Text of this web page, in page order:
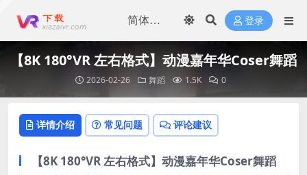
登录
【8K 180°VR 左右格式】动漫嘉年华Coser舞蹈
2026-02-26 舞蹈 1.5K 0
详情介绍 常见问题 评论建议
【8K 180°VR 左右格式】动漫嘉年华Coser舞蹈